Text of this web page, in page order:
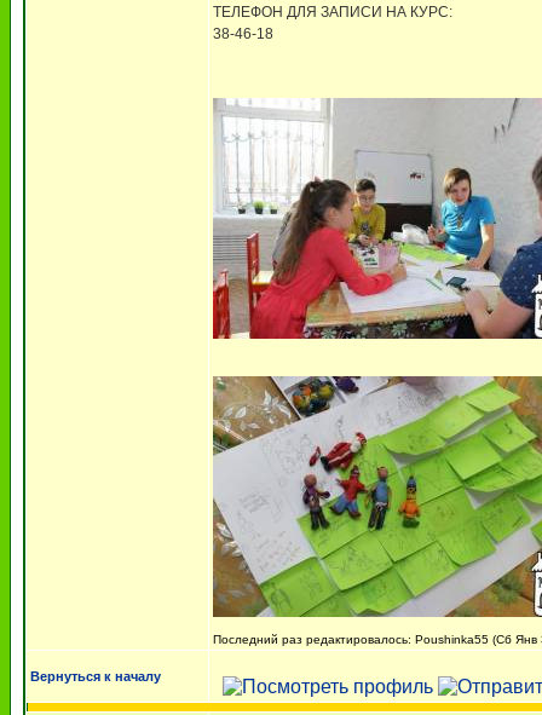
ТЕЛЕФОН ДЛЯ ЗАПИСИ НА КУРС:
38-46-18
Последний раз редактировалось: Poushinka55 (Сб
Вернуться к началу